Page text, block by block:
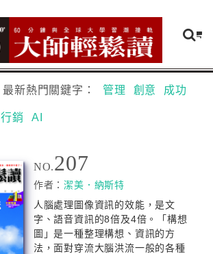
最新熱門關鍵字： 管理 創意 成功
行銷 AI
NO.207
作者：潔美．納斯特
人腦處理圖像資訊的效能，是文
字、語音資訊的8倍及4倍。「構想
圖」是一種整理構想、資訊的方
法，面對穿流大腦洪流一般的各種